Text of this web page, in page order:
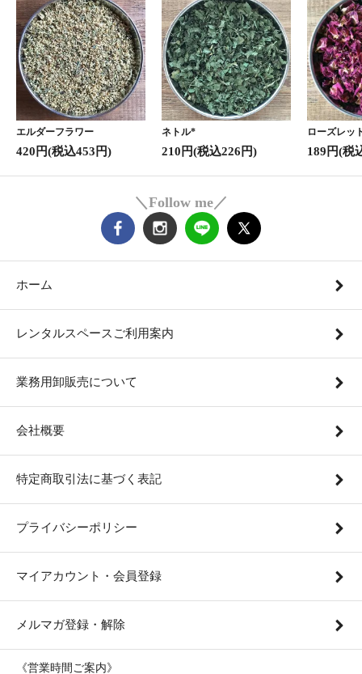
エルダーフラワー
420円(税込453円)
ネトル*
210円(税込226円)
ローズレッ
189円(税
＼Follow me／
ホーム
レンタルスペースご利用案内
業務用卸販売について
会社概要
特定商取引法に基づく表記
プライバシーポリシー
マイアカウント・会員登録
メルマガ登録・解除
《営業時間ご案内》